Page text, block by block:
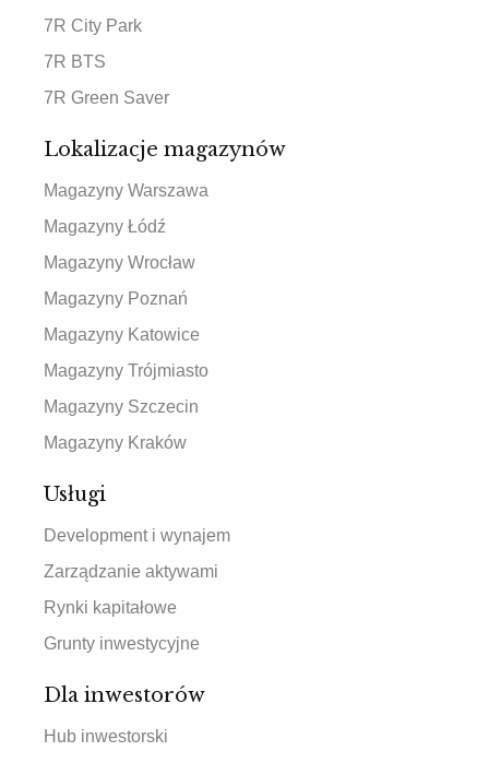
7R City Park
7R BTS
7R Green Saver
Lokalizacje magazynów
Magazyny Warszawa
Magazyny Łódź
Magazyny Wrocław
Magazyny Poznań
Magazyny Katowice
Magazyny Trójmiasto
Magazyny Szczecin
Magazyny Kraków
Usługi
Development i wynajem
Zarządzanie aktywami
Rynki kapitałowe
Grunty inwestycyjne
Dla inwestorów
Hub inwestorski